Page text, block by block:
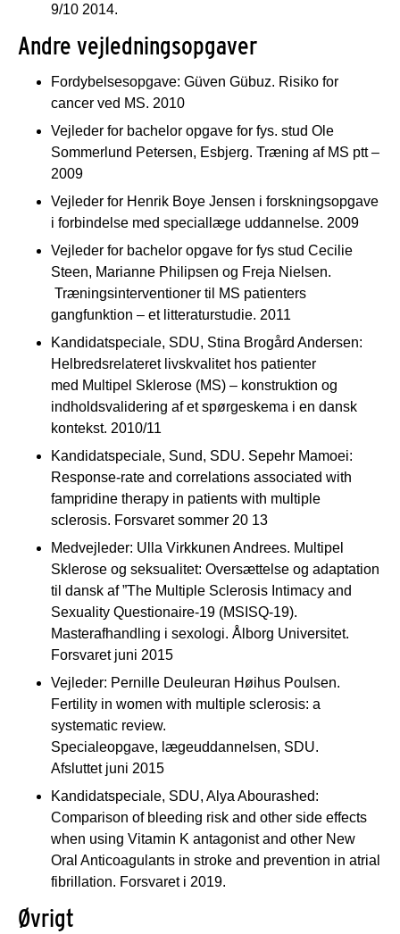
9/10 2014.
Andre vejledningsopgaver
Fordybelsesopgave: Güven Gübuz. Risiko for
cancer ved MS. 2010
Vejleder for bachelor opgave for fys. stud Ole
Sommerlund Petersen, Esbjerg. Træning af MS ptt –
2009
Vejleder for Henrik Boye Jensen i forskningsopgave
i forbindelse med speciallæge uddannelse. 2009
Vejleder for bachelor opgave for fys stud Cecilie
Steen, Marianne Philipsen og Freja Nielsen.
Træningsinterventioner til MS patienters
gangfunktion – et litteraturstudie. 2011
Kandidatspeciale, SDU, Stina Brogård Andersen:
Helbredsrelateret livskvalitet hos patienter
med Multipel Sklerose (MS) – konstruktion og
indholdsvalidering af et spørgeskema i en dansk
kontekst. 2010/11
Kandidatspeciale, Sund, SDU. Sepehr Mamoei:
Response-rate and correlations associated with
fampridine therapy in patients with multiple
sclerosis. Forsvaret sommer 20 13
Medvejleder: Ulla Virkkunen Andrees. Multipel
Sklerose og seksualitet: Oversættelse og adaptation
til dansk af ”The Multiple Sclerosis Intimacy and
Sexuality Questionaire-19 (MSISQ-19).
Masterafhandling i sexologi. Ålborg Universitet.
Forsvaret juni 2015
Vejleder: Pernille Deuleuran Høihus Poulsen.
Fertility in women with multiple sclerosis: a
systematic review.
Specialeopgave, lægeuddannelsen, SDU.
Afsluttet juni 2015
Kandidatspeciale, SDU, Alya Abourashed:
Comparison of bleeding risk and other side effects
when using Vitamin K antagonist and other New
Oral Anticoagulants in stroke and prevention in atrial
fibrillation. Forsvaret i 2019.
Øvrigt